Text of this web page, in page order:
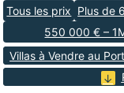
Tous les prix Plus de
550 000 € –
Villas à Vendre au